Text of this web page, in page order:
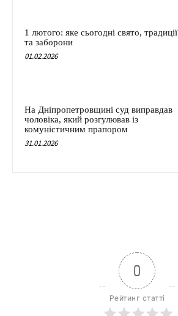
1 лютого: яке сьогодні свято, традиції
та заборони
01.02.2026
На Дніпропетровщині суд виправдав
чоловіка, який розгулював із
комуністичним прапором
31.01.2026
0
Рейтинг статті